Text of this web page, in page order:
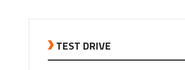
TEST DRIVE